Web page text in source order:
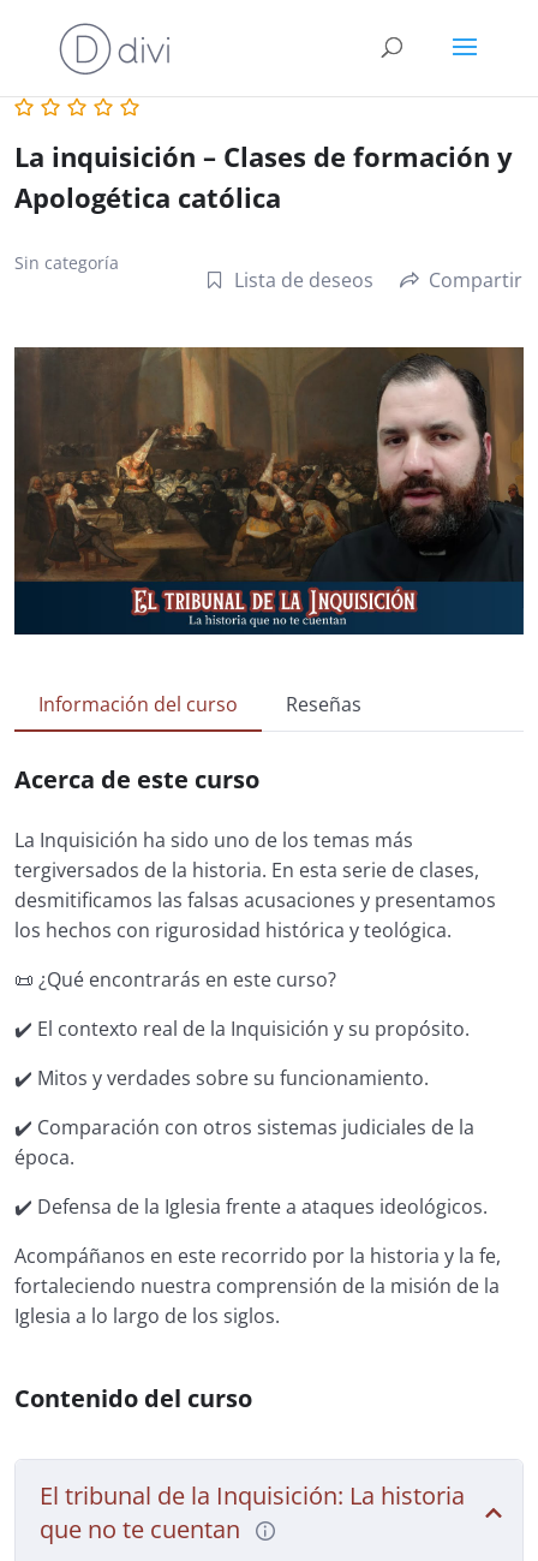
La inquisición – Clases de formación y
Apologética católica
Sin categoría
Lista de deseos Compartir
Información del curso Reseñas
Acerca de este curso
La Inquisición ha sido uno de los temas más
tergiversados de la historia. En esta serie de clases,
desmitificamos las falsas acusaciones y presentamos
los hechos con rigurosidad histórica y teológica.
📜 ¿Qué encontrarás en este curso?
✔️ El contexto real de la Inquisición y su propósito.
✔️ Mitos y verdades sobre su funcionamiento.
✔️ Comparación con otros sistemas judiciales de la
época.
✔️ Defensa de la Iglesia frente a ataques ideológicos.
Acompáñanos en este recorrido por la historia y la fe,
fortaleciendo nuestra comprensión de la misión de la
Iglesia a lo largo de los siglos.
Contenido del curso
El tribunal de la Inquisición: La historia
que no te cuentan